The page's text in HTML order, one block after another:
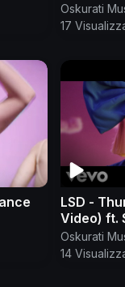
Oskurati
17
LSD -
Video) ft.
Oskurati
14